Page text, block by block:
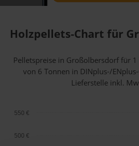
Holzpellets-Chart für
Pelletspreise in Großolbersdorf für
von 6 Tonnen in DINplus-/
Lieferstelle inkl.
500 €
550 €